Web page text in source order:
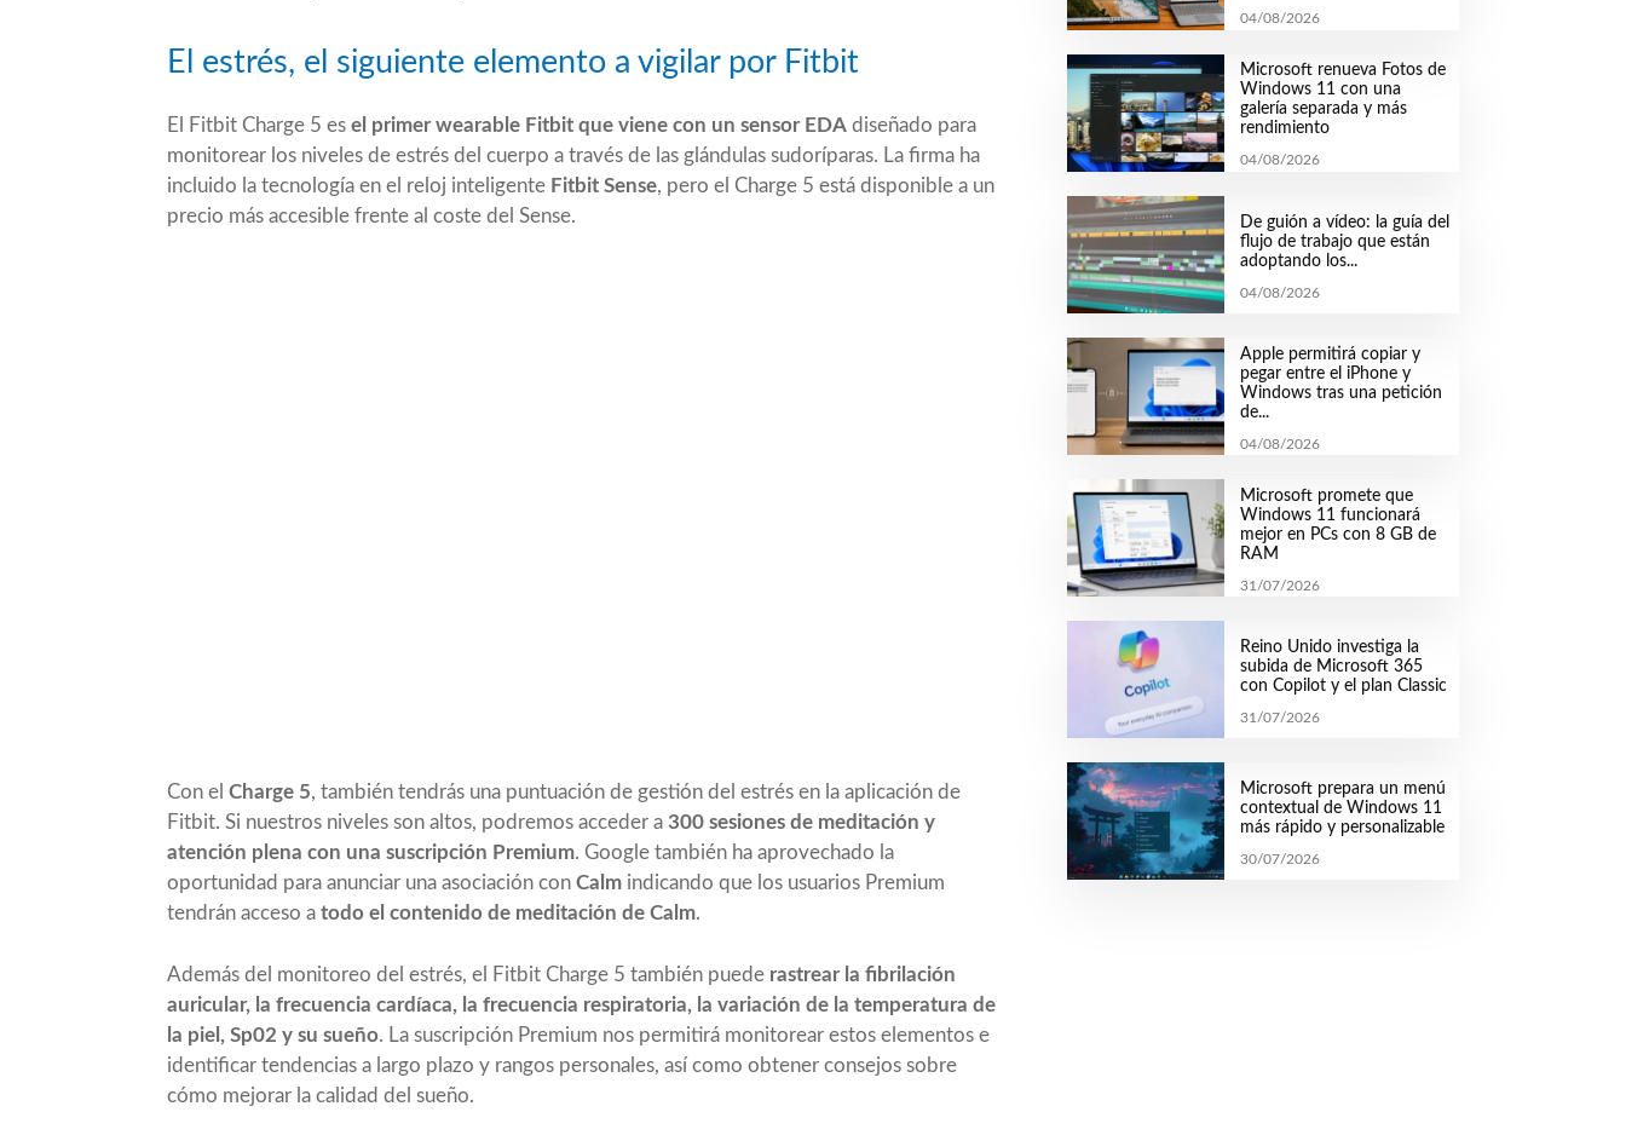
El estrés, el siguiente elemento a vigilar por Fitbit
El Fitbit Charge 5 es el primer wearable Fitbit que viene con un sensor EDA diseñado para
monitorear los niveles de estrés del cuerpo a través de las glándulas sudoríparas. La firma ha
incluido la tecnología en el reloj inteligente Fitbit Sense, pero el Charge 5 está disponible a un
precio más accesible frente al coste del Sense.
Con el Charge 5, también tendrás una puntuación de gestión del estrés en la aplicación de
Fitbit. Si nuestros niveles son altos, podremos acceder a 300 sesiones de meditación y
atención plena con una suscripción Premium. Google también ha aprovechado la
oportunidad para anunciar una asociación con Calm indicando que los usuarios Premium
tendrán acceso a todo el contenido de meditación de Calm.
Además del monitoreo del estrés, el Fitbit Charge 5 también puede rastrear la fibrilación
auricular, la frecuencia cardíaca, la frecuencia respiratoria, la variación de la temperatura de
la piel, Sp02 y su sueño. La suscripción Premium nos permitirá monitorear estos elementos e
identificar tendencias a largo plazo y rangos personales, así como obtener consejos sobre
cómo mejorar la calidad del sueño.
04/08/2026
Microsoft renueva Fotos de
Windows 11 con una
galería separada y más
rendimiento
04/08/2026
De guión a vídeo: la guía del
flujo de trabajo que están
adoptando los...
04/08/2026
Apple permitirá copiar y
pegar entre el iPhone y
Windows tras una petición
de...
04/08/2026
Microsoft promete que
Windows 11 funcionará
mejor en PCs con 8 GB de
RAM
31/07/2026
Reino Unido investiga la
subida de Microsoft 365
con Copilot y el plan Classic
31/07/2026
Microsoft prepara un menú
contextual de Windows 11
más rápido y personalizable
30/07/2026